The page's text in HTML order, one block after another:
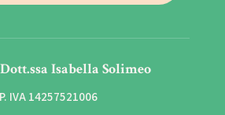
Isabella Solimeo
P. IVA 14257521006